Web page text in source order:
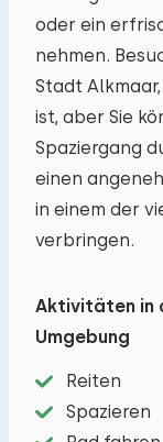
auf diesem
Anzahl der
Anzahl der
Anzahl der
Anzahl der
oder ein
nehmen.
Stadt
ist, aber Sie
Spaziergang
einen
in einem der
verbringen.
Aktivitäten in
Umgebung
Reiten
Spazieren